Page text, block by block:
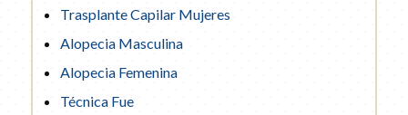
Trasplante Capilar Mujeres
Alopecia Masculina
Alopecia Femenina
Técnica Fue